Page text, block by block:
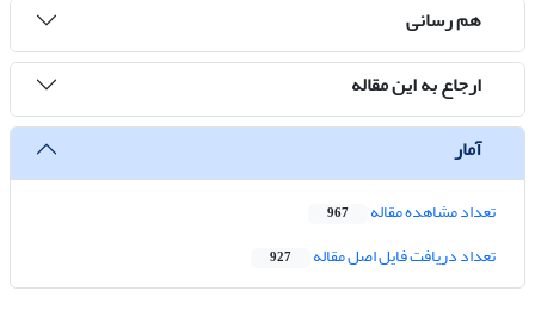
هم رسانی
ارجاع به این مقاله
آمار
تعداد مشاهده مقاله 967
تعداد دریافت فایل اصل مقاله 927